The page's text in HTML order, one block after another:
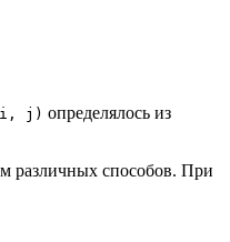
j) определялось из
различных способов. При